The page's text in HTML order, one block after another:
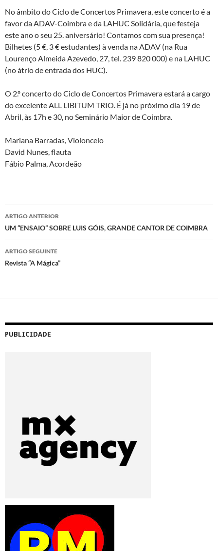
No âmbito do Ciclo de Concertos Primavera, este concerto é a
favor da ADAV-Coimbra e da LAHUC Solidária, que festeja
este ano o seu 25. aniversário! Contamos com sua presença!
Bilhetes (5 €, 3 € estudantes) à venda na ADAV (na Rua
Lourenço Almeida Azevedo, 27, tel. 239 820 000) e na LAHUC
(no átrio de entrada dos HUC).
O 2.º concerto do Ciclo de Concertos Primavera estará a cargo
do excelente ALL LIBITUM TRIO. É já no próximo dia 19 de
Abril, às 17h e 30, no Seminário Maiorde Coimbra.
Mariana Barradas, Violoncelo
David Nunes, flauta
Fábio Palma, Acordeão
Navegação
de
artigos
ARTIGO ANTERIOR
UM “ENSAIO” SOBRE LUIS GÓIS, GRANDE CANTOR DE COIMBRA
ARTIGO SEGUINTE
Revista “A Mágica”
PUBLICIDADE